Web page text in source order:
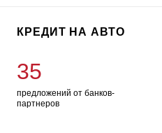
КРЕДИТ НА АВТО
35
предложений от банков-
партнеров